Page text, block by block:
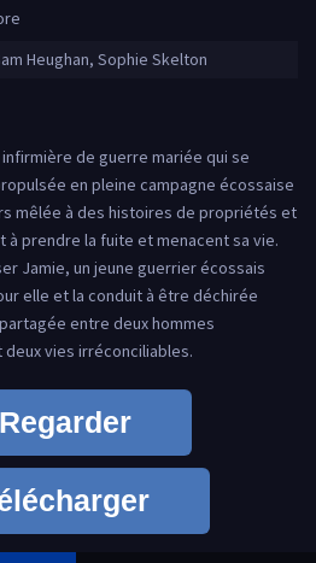
Heughan, Sophie Skelton
de guerre mariée qui se
en pleine campagne écossaise
mêlée à des histoires de propriétés et
à prendre la fuite et menacent sa vie.
Jamie, un jeune guerrier écossais
elle et la conduit à être déchirée
entre deux hommes
vies irréconciliables.
Regarder